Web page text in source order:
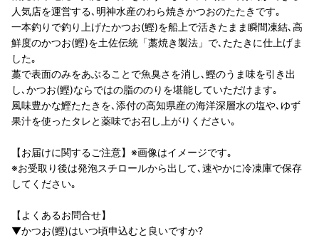
人気店を運営する､明神水産のわら焼きかつおのたたきです｡
一本釣りで釣り上げたかつお(鰹)を船上で活きたまま瞬間凍結､高
鮮度のかつお(鰹)を土佐伝統「藁焼き製法」で､たたきに仕上げま
した｡
藁で表面のみをあぶることで魚臭さを消し､鰹のうま味を引き出
し､かつお(鰹)ならではの脂ののりを堪能していただけます｡
風味豊かな鰹たたきを､添付の高知県産の海洋深層水の塩や､ゆず
果汁を使ったタレと薬味でお召し上がりください｡
【お届けに関するご注意】※画像はイメージです｡
※お受取り後は発泡スチロールから出して､速やかに冷凍庫で保存
してください｡
【よくあるお問合せ】
▼かつお(鰹)はいつ頃申込むと良いですか?